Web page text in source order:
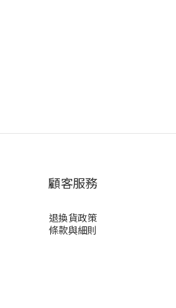
顧客服務
退換貨政策
條款與細則